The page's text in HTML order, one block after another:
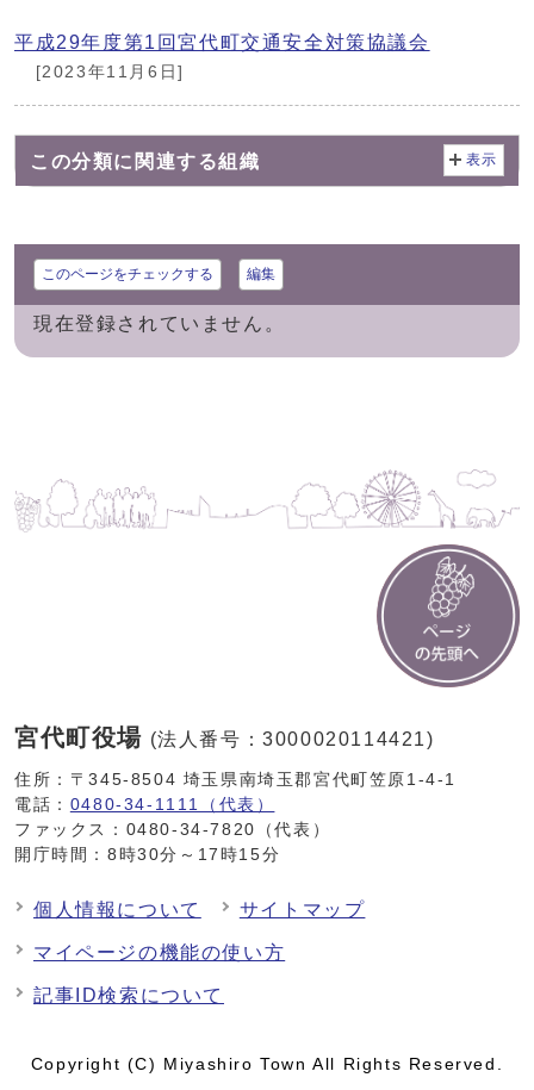
平成29年度第1回宮代町交通安全対策協議会
[2023年11月6日]
この分類に関連する組織 表示
このページをチェックする 編集
現在登録されていません。
宮代町役場 (法人番号：3000020114421)
住所：〒345-8504 埼玉県南埼玉郡宮代町笠原1-4-1
電話： 0480-34-1111（代表）
ファックス：0480-34-7820（代表）
開庁時間：8時30分～17時15分
個人情報について サイトマップ
マイページの機能の使い方
記事ID検索について
Copyright (C) Miyashiro Town All Rights Reserved.